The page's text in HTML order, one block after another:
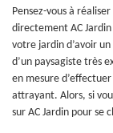
Pensez-vous à
directement AC
votre jardin d’avoir
d’un paysagiste très
en mesure
attrayant. Alors, si
sur AC Jardin pour se